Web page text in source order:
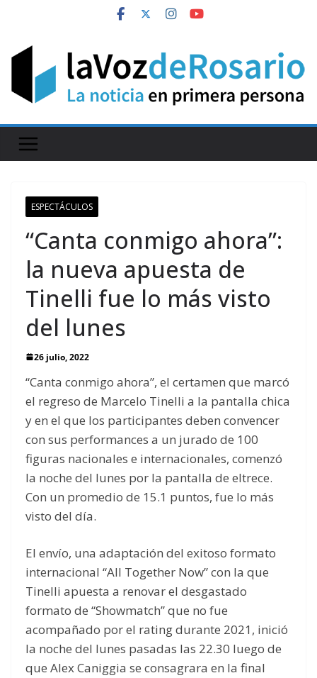
content
ESPECTÁCULOS
“Canta conmigo ahora”:
la nueva apuesta de
Tinelli fue lo más visto
del lunes
26 julio, 2022
“Canta conmigo ahora”, el certamen que marcó
el regreso de Marcelo Tinelli a la pantalla chica
y en el que los participantes deben convencer
con sus performances a un jurado de 100
figuras nacionales e internacionales, comenzó
la noche del lunes por la pantalla de eltrece.
Con un promedio de 15.1 puntos, fue lo más
visto del día.
El envío, una adaptación del exitoso formato
internacional “All Together Now” con la que
Tinelli apuesta a renovar el desgastado
formato de “Showmatch” que no fue
acompañado por el rating durante 2021, inició
la noche del lunes pasadas las 22.30 luego de
que Alex Caniggia se consagrara en la final